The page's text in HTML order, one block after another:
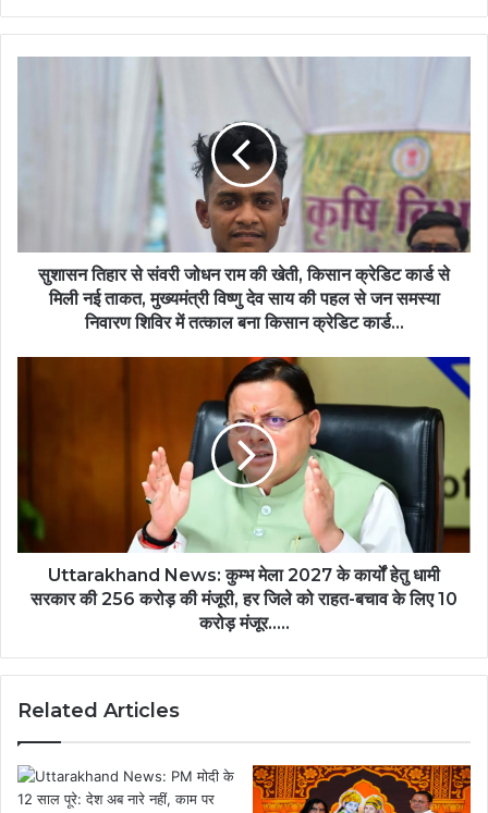
किसान
क्रेडिट
की
पहल
समस्या
में
बना
क्रेडिट
कार्ड…
सुशासन तिहार से संवरी जोधन राम की खेती, किसान क्रेडिट कार्ड से
मिली नई ताकत, मुख्यमंत्री विष्णु देव साय की पहल से जन समस्या
निवारण शिविर में तत्काल बना किसान क्रेडिट कार्ड…
कार्यों
धामी
सरकार
की
की
हर
राहत-
बचाव
Uttarakhand News: कुम्भ मेला 2027 के कार्यों हेतु धामी
सरकार की 256 करोड़ की मंजूरी, हर जिले को राहत-बचाव के लिए 10
करोड़ मंजूर.....
Related Articles